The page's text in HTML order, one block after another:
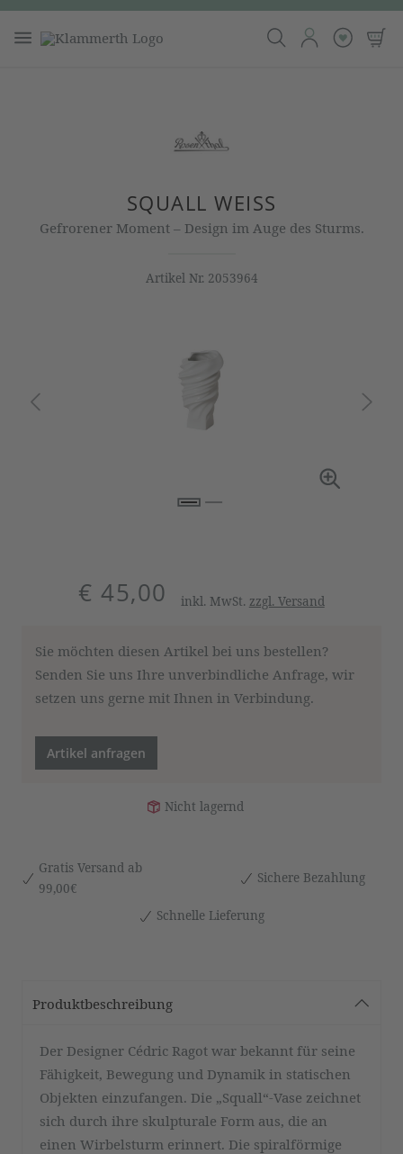
SQUALL WEISS
Gefrorener Moment – Design im Auge des Sturms.
Artikel Nr. 2053964
€ 45,00 inkl. MwSt. zzgl. Versand
Sie möchten diesen Artikel bei uns bestellen?
Senden Sie uns Ihre unverbindliche Anfrage, wir
setzen uns gerne mit Ihnen in Verbindung.
Artikel anfragen
Nicht lagernd
Gratis Versand ab
99,00€
Sichere Bezahlung
Schnelle Lieferung
Produktbeschreibung
Der Designer Cédric Ragot war bekannt für seine
Fähigkeit, Bewegung und Dynamik in statischen
Objekten einzufangen. Die „Squall“-Vase zeichnet
sich durch ihre skulpturale Form aus, die an
einen Wirbelsturm erinnert. Die spiralförmige